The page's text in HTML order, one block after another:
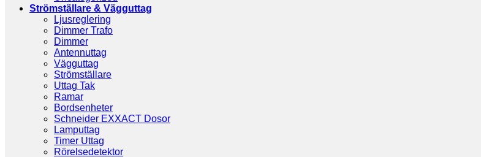
Strömställare & Vägguttag
Ljusreglering
Dimmer Trafo
Dimmer
Antennuttag
Vägguttag
Strömställare
Uttag Tak
Ramar
Bordsenheter
Schneider EXXACT Dosor
Lamputtag
Timer Uttag
Rörelsedetektor